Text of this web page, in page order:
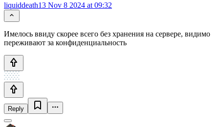
liquiddeath13 Nov 8 2024 at 09:32
Имелось ввиду скорее всего без хранения на сервере, видимо
переживают за конфиденциальность
Reply